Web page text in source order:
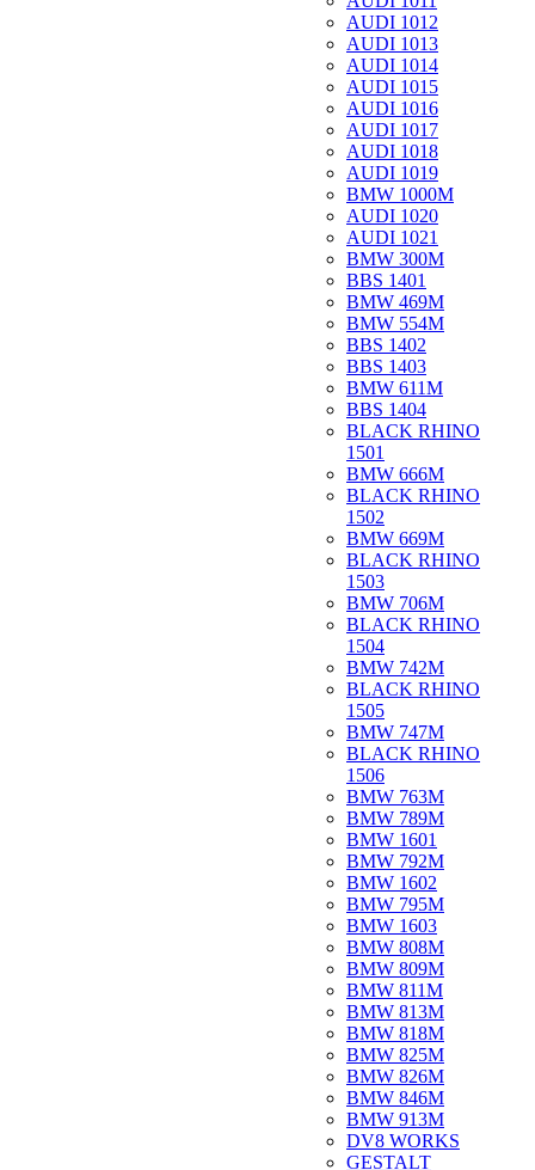
AUDI 1012
AUDI 1013
AUDI 1014
AUDI 1015
AUDI 1016
AUDI 1017
AUDI 1018
AUDI 1019
BMW 1000M
AUDI 1020
AUDI 1021
BMW 300M
BBS 1401
BMW 469M
BMW 554M
BBS 1402
BBS 1403
BMW 611M
BBS 1404
BLACK RHINO
1501
BMW 666M
BLACK RHINO
1502
BMW 669M
BLACK RHINO
1503
BMW 706M
BLACK RHINO
1504
BMW 742M
BLACK RHINO
1505
BMW 747M
BLACK RHINO
1506
BMW 763M
BMW 789M
BMW 1601
BMW 792M
BMW 1602
BMW 795M
BMW 1603
BMW 808M
BMW 809M
BMW 811M
BMW 813M
BMW 818M
BMW 825M
BMW 826M
BMW 846M
BMW 913M
DV8 WORKS
GESTALT